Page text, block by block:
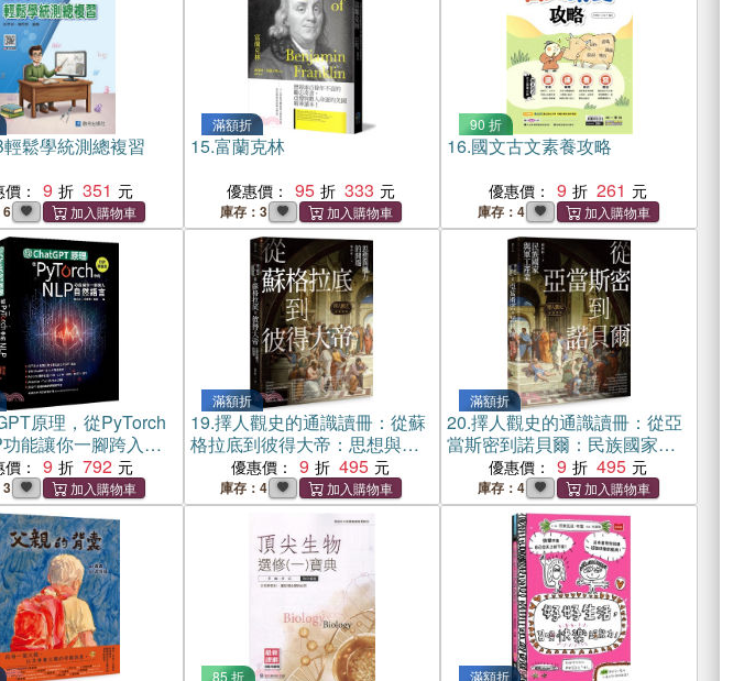
鬆學統測總複習
： 9 351
6
滿額折
15.富蘭克林
優惠價： 95 333
庫存：3
90 折
16.國文古文素養攻略
優惠價： 9 261
庫存：4
原理，從PyTorch
能讓你一腳跨入自
好評熱銷版】
： 9 792
3
滿額折
19.擇人觀史的通識讀冊：從蘇
格拉底到彼得大帝：思想與權
力的開端優惠價： 9 495
庫存：4
滿額折
20.擇人觀史的通識讀冊：從亞
當斯密到諾貝爾：民族國家與
軍工產業優惠價： 9 495
庫存：4
85 折 滿額折